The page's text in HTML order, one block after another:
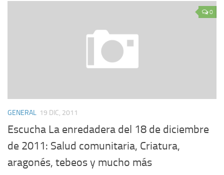
0
GENERAL 19 DIC, 2011
Escucha La enredadera del 18 de diciembre
de 2011: Salud comunitaria, Criatura,
aragonés, tebeos y mucho más